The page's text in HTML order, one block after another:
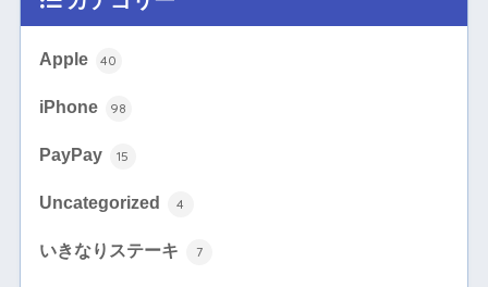
Apple 40
iPhone 98
PayPay 15
Uncategorized 4
いきなりステーキ 7